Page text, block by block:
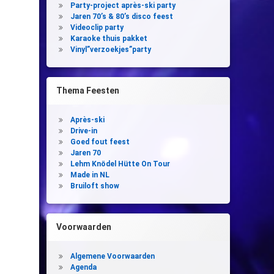
Party-project après-ski party
Jaren 70’s & 80’s disco feest
Videoclip party
Karaoke thuis pakket
Vinyl”verzoekjes”party
Thema Feesten
Après-ski
Drive-in
Goed fout feest
Jaren 70
Lehm Knödel Hütte On Tour
Made in NL
Bruiloft show
Voorwaarden
Algemene Voorwaarden
Agenda